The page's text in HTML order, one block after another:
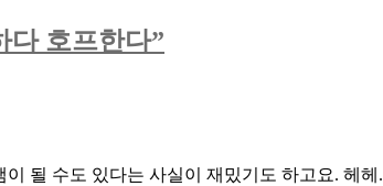
주
다 호프한다”
될 수도 있다는 사실이 재밌기도 하고요. 헤헤.